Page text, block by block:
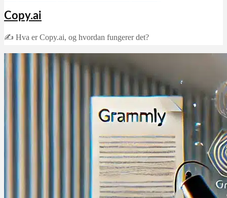
Copy.ai
✍️ Hva er Copy.ai, og hvordan fungerer det?